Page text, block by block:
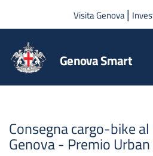
Salta al
Visita Genova|
Genova Smart
Consegna cargo-bike
Genova - Premio